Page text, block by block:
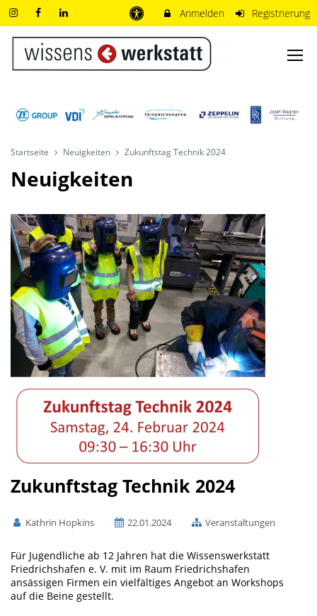
Anmelden Registrierung
Startseite Neuigkeiten Zukunftstag Technik 2024
Neuigkeiten
Zukunftstag Technik 2024
Kathrin Hopkins 22.01.2024 Veranstaltungen
Für Jugendliche ab 12 Jahren hat die Wissenswerkstatt
Friedrichshafen e. V. mit im Raum Friedrichshafen
ansässigen Firmen ein vielfältiges Angebot an Workshops
auf die Beine gestellt.